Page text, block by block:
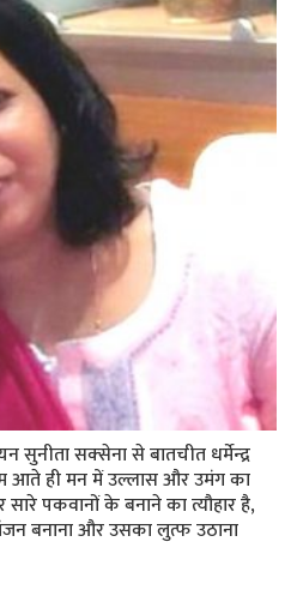
सक्‍सेना से बातचीत धर्मेन्‍द्र
आते ही मन में उल्लास और उमंग का
पकवानों के बनाने का त्यौहार है,
बनाना और उसका लुत्फ उठाना